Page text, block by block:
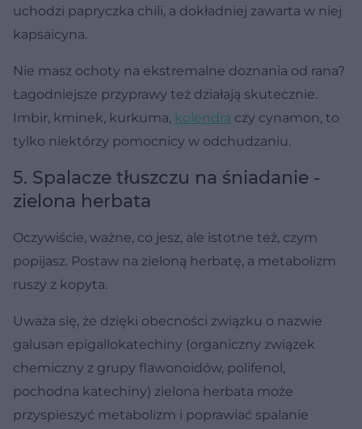
uchodzi papryczka chili, a dokładniej zawarta w niej
kapsaicyna.
Nie masz ochoty na ekstremalne doznania od rana?
Łagodniejsze przyprawy też działają skutecznie.
Imbir, kminek, kurkuma, kolendra czy cynamon, to
tylko niektórzy pomocnicy w odchudzaniu.
5. Spalacze tłuszczu na śniadanie -
zielona herbata
Oczywiście, ważne, co jesz, ale istotne też, czym
popijasz. Postaw na zieloną herbatę, a metabolizm
ruszy z kopyta.
Uważa się, że dzięki obecności związku o nazwie
galusan epigallokatechiny (organiczny związek
chemiczny z grupy flawonoidów, polifenol,
pochodna katechiny) zielona herbata może
przyspieszyć metabolizm i poprawiać spalanie